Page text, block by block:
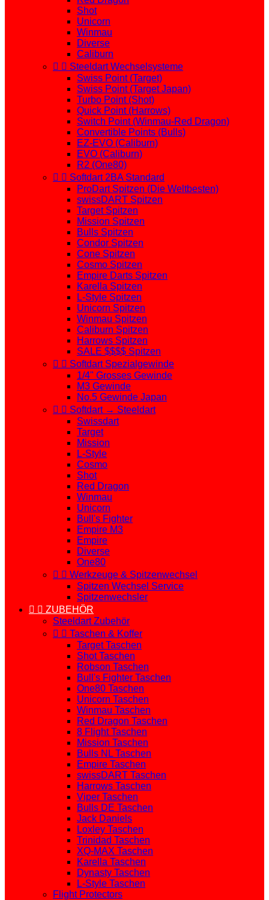
Shot
Unicorn
Winmau
Diverse
Caliburn
  Steeldart Wechselsysteme
Swiss Point (Target)
Swiss Point (Target Japan)
Turbo Point (Shot)
Quick Point (Harrows)
Switch Point (Winmau-Red Dragon)
Convertible Points (Bulls)
EZ-EVO (Caliburn)
EVO (Caliburn)
R2 (One80)
  Softdart 2BA Standard
ProDart Spitzen (Die Weltbesten)
swissDART Spitzen
Target Spitzen
Mission Spitzen
Bulls Spitzen
Condor Spitzen
Cone Spitzen
Cosmo Spitzen
Empire Darts Spitzen
Karella Spitzen
L-Style Spitzen
Unicorn Spitzen
Winmau Spitzen
Caliburn Spitzen
Harrows Spitzen
SALE $$$$ Spitzen
  Softdart Spezialgewinde
1/4" Grosses Gewinde
M3 Gewinde
No.5 Gewinde Japan
  Softdart → Steeldart
Swissdart
Target
Mission
L-Style
Cosmo
Shot
Red Dragon
Winmau
Unicorn
Bull's Fighter
Empire M3
Empire
Diverse
One80
  Werkzeuge & Spitzenwechsel
Spitzen Wechsel Service
Spitzenwechsler
  ZUBEHÖR
Steeldart Zubehör
  Taschen & Koffer
Target Taschen
Shot Taschen
Robson Taschen
Bull's Fighter Taschen
One80 Taschen
Unicorn Taschen
Winmau Taschen
Red Dragon Taschen
8 Flight Taschen
Mission Taschen
Bulls NL Taschen
Empire Taschen
swissDART Taschen
Harrows Taschen
Viper Taschen
Bulls DE Taschen
Jack Daniels
Loxley Taschen
Trinidad Taschen
XQ-MAX Taschen
Karella Taschen
Dynasty Taschen
L-Style Taschen
Flight Protectors